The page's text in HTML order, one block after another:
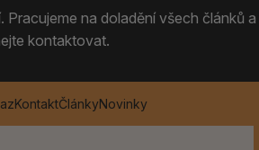
na doladění všech článků
kontaktovat.
KontaktČlánkyNovinky